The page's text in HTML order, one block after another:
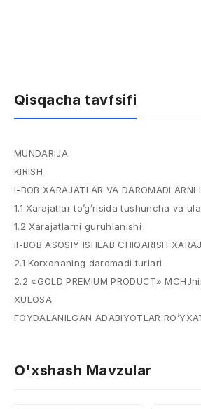
Qisqacha tavfsifi
MUNDARIJA
KIRISH
I-BOB XARAJATLAR VA DAROMADLARNI
1.1 Xarajatlar to’g’risida tushuncha va
1.2 Xarajatlarni guruhlanishi
II-BOB ASOSIY ISHLAB CHIQARISH
2.1 Korxonaning daromadi turlari
2.2 «GOLD PREMIUM PRODUCT»
XULOSA
FOYDALANILGAN ADABIYOTLAR
O'xshash Mavzular